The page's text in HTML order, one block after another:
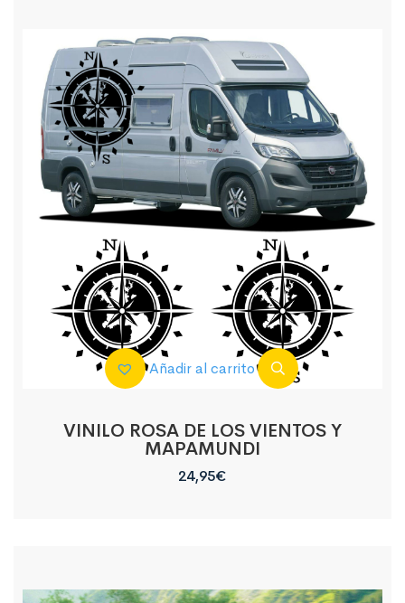
Añadir al carrito
VINILO ROSA DE LOS VIENTOS Y
MAPAMUNDI
24,95€